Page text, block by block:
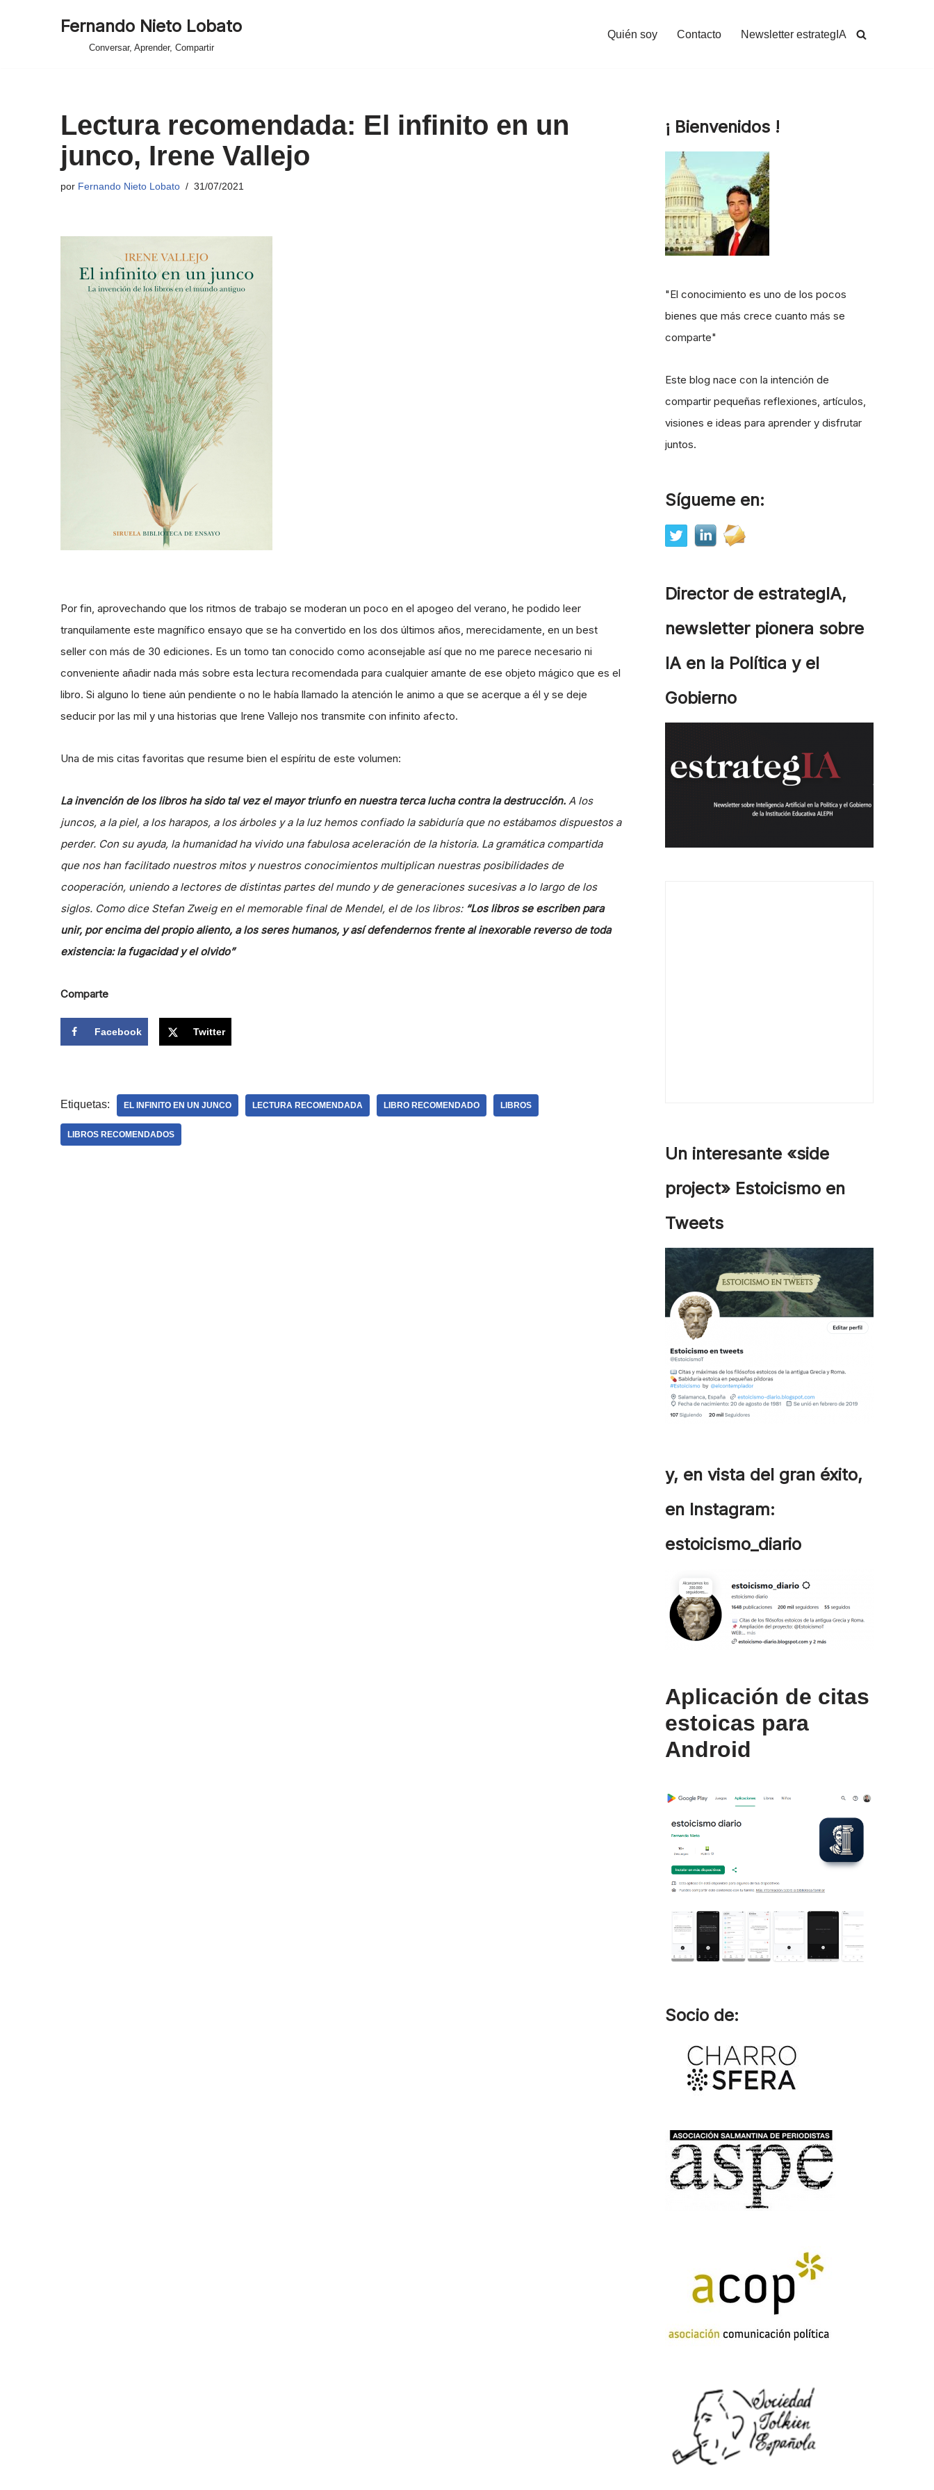
Fernando Nieto Lobato
Conversar, Aprender, Compartir
Quién soy Contacto Newsletter estrategIA
Lectura recomendada: El infinito en un
junco, Irene Vallejo
por Fernando Nieto Lobato 31/07/2021
Por fin, aprovechando que los ritmos de trabajo se moderan un poco en el apogeo del verano, he podido leer
tranquilamente este magnífico ensayo que se ha convertido en los dos últimos años, merecidamente, en un best
seller con más de 30 ediciones. Es un tomo tan conocido como aconsejable así que no me parece necesario ni
conveniente añadir nada más sobre esta lectura recomendada para cualquier amante de ese objeto mágico que es el
libro. Si alguno lo tiene aún pendiente o no le había llamado la atención le animo a que se acerque a él y se deje
seducir por las mil y una historias que Irene Vallejo nos transmite con infinito afecto.
Una de mis citas favoritas que resume bien el espíritu de este volumen:
La invención de los libros ha sido tal vez el mayor triunfo en nuestra terca lucha contra la destrucción. A los
juncos, a la piel, a los harapos, a los árboles y a la luz hemos confiado la sabiduría que no estábamos dispuestos a
perder. Con su ayuda, la humanidad ha vivido una fabulosa aceleración de la historia. La gramática compartida
que nos han facilitado nuestros mitos y nuestros conocimientos multiplican nuestras posibilidades de
cooperación, uniendo a lectores de distintas partes del mundo y de generaciones sucesivas a lo largo de los
siglos. Como dice Stefan Zweig en el memorable final de Mendel, el de los libros: “Los libros se escriben para
unir, por encima del propio aliento, a los seres humanos, y así defendernos frente al inexorable reverso de toda
existencia: la fugacidad y el olvido”
Comparte
Facebook Twitter
Etiquetas: EL INFINITO EN UN JUNCO LECTURA RECOMENDADA LIBRO RECOMENDADO LIBROS
LIBROS RECOMENDADOS
¡ Bienvenidos !
"El conocimiento es uno de los pocos
bienes que más crece cuanto más se
comparte"
Este blog nace con la intención de
compartir pequeñas reflexiones, artículos,
visiones e ideas para aprender y disfrutar
juntos.
Sígueme en:
Director de estrategIA,
newsletter pionera sobre
IA en la Política y el
Gobierno
Un interesante «side
project» Estoicismo en
Tweets
y, en vista del gran éxito,
en Instagram:
estoicismo_diario
Aplicación de citas
estoicas para
Android
Socio de: